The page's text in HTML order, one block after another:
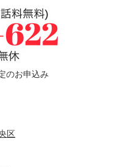
のお申込み
区